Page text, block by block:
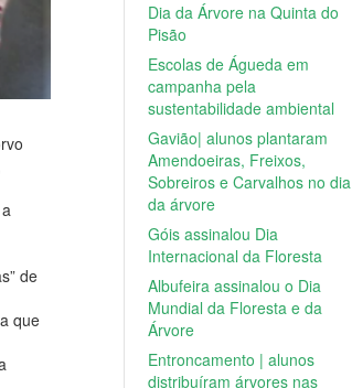
de
que
Dia da Árvore na Quinta do
Pisão
Escolas de Águeda em
campanha pela
sustentabilidade ambiental
Gavião| alunos plantaram
Amendoeiras, Freixos,
Sobreiros e Carvalhos no dia
da árvore
Góis assinalou Dia
Internacional da Floresta
Albufeira assinalou o Dia
Mundial da Floresta e da
Árvore
Entroncamento | alunos
distribuíram árvores nas